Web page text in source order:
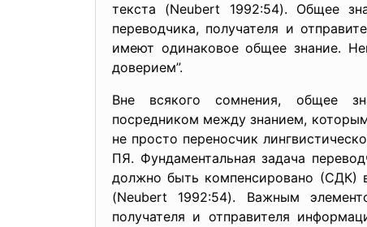
текста (Neubert 1992:54). Общее
переводчика, получателя и
имеют одинаковое общее знание.
доверием”.
Вне всякого сомнения, общее
посредником между знанием,
не просто переносчик
ПЯ. Фундаментальная задача
должно быть компенсировано (СДК)
(Neubert 1992:54). Важным
получателя и отправителя